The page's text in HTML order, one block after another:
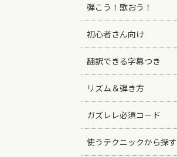
弾こう！歌おう！
初心者さん向け
翻訳できる字幕つき
リズム＆弾き方
ガズレレ必須コード
使うテクニックから探す